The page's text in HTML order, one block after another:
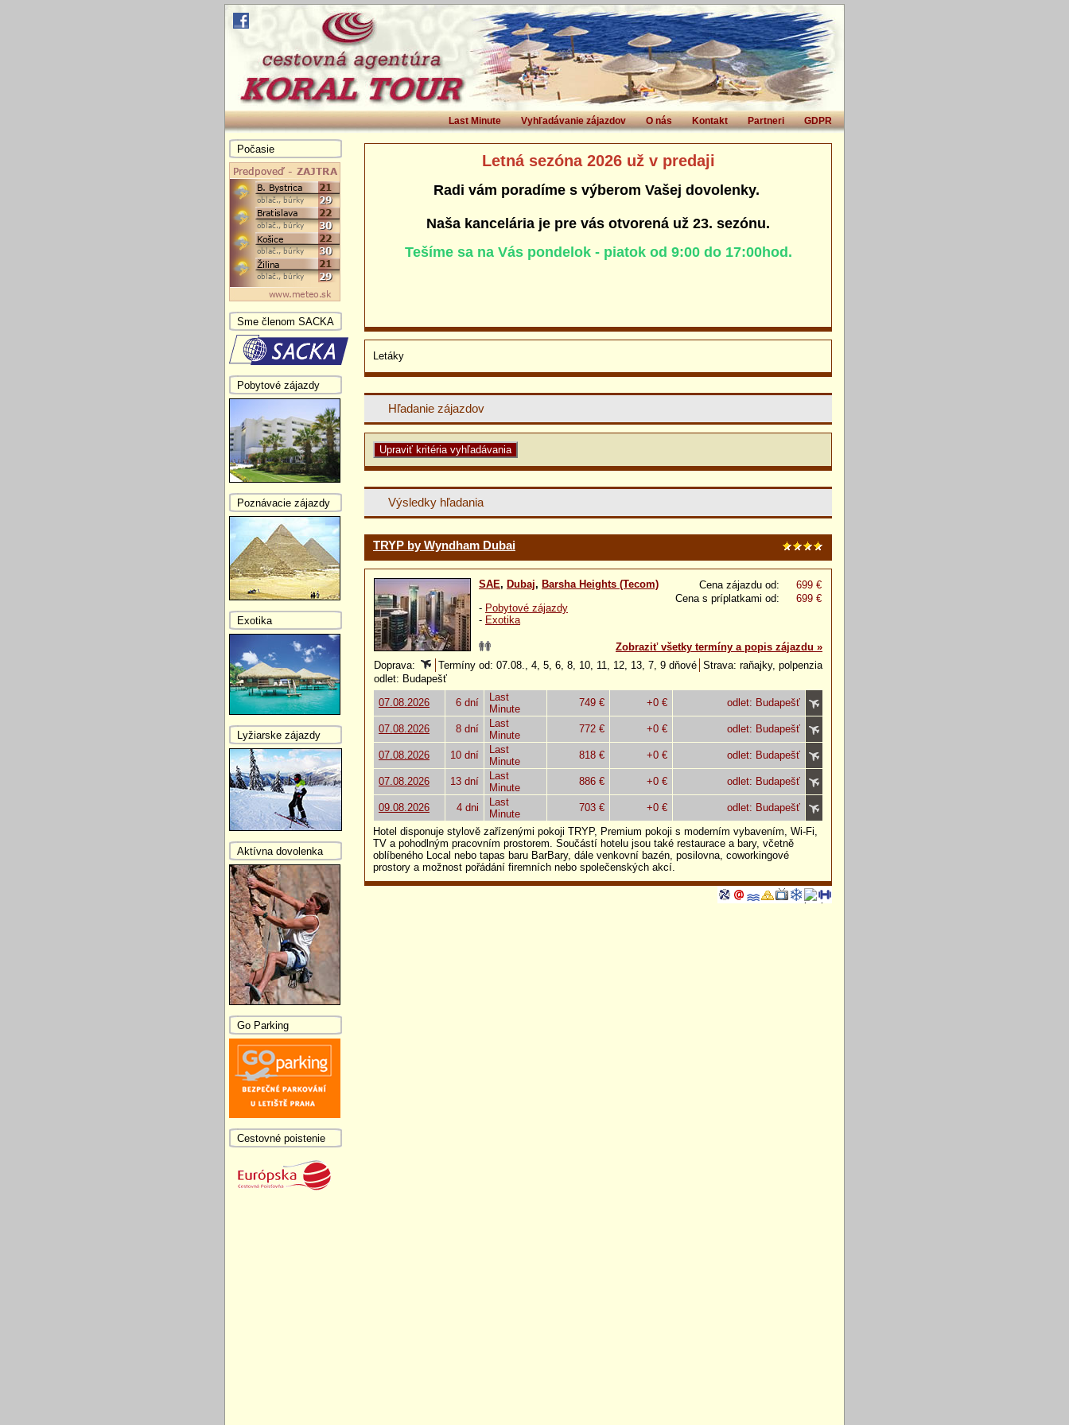
GDPR
Partneri
Kontakt
O nás
Vyhľadávanie zájazdov
Last Minute
Letná sezóna 2026 už v predaji
Radi vám poradíme s výberom Vašej dovolenky.
Naša kancelária je pre vás otvorená už 23. sezónu.
Tešíme sa na Vás pondelok - piatok od 9:00 do 17:00hod.
Letáky
Hľadanie zájazdov
Výsledky hľadania
TRYP by Wyndham Dubai
Cena zájazdu od:
699 €
Cena s príplatkami od:
699 €
SAE, Dubaj, Barsha Heights (Tecom)
- Pobytové zájazdy
- Exotika
Zobraziť všetky termíny a popis zájazdu »
Doprava:
Termíny od: 07.08., 4, 5, 6, 8, 10, 11, 12, 13, 7, 9 dňové Strava: raňajky, polpenzia
odlet: Budapešť
07.08.2026
6 dní
Last
Minute
749 € +0 € odlet: Budapešť
07.08.2026 8 dní
Last
Minute
772 € +0 € odlet: Budapešť
07.08.2026 10 dní
Last
Minute
818 € +0 € odlet: Budapešť
07.08.2026 13 dní
Last
Minute
886 € +0 € odlet: Budapešť
09.08.2026 4 dni
Last
Minute
703 € +0 €
odlet: Budapešť
Hotel disponuje stylově zařízenými pokoji TRYP, Premium pokoji s moderním vybavením, Wi-Fi,
TV a pohodlným pracovním prostorem. Součástí hotelu jsou také restaurace a bary, včetně
oblíbeného Local nebo tapas baru BarBary, dále venkovní bazén, posilovna, coworkingové
prostory a možnost pořádání firemních nebo společenských akcí.
Počasie
Sme členom SACKA
Pobytové zájazdy
Poznávacie zájazdy
Exotika
Lyžiarske zájazdy
Aktívna dovolenka
Go Parking
Cestovné poistenie